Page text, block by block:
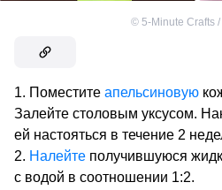
© 5-Minute Crafts
Поместите апельсиновую
Залейте столовым уксусом.
ей настояться в течение 2
Налейте получившуюся
с водой в соотношении 1:2.